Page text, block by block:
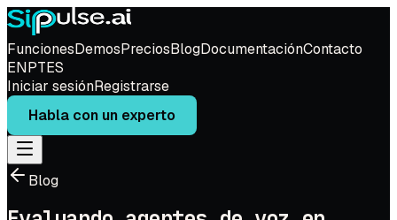
FuncionesDemosPreciosBlogDocumentaciónContacto
ENPTES
Iniciar sesiónRegistrarse
Habla con un experto
Blog